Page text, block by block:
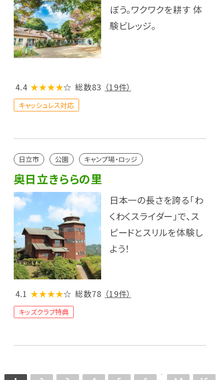
ぼう。ワクワクを耕す 体
験ビレッジ。
4.4 ★★★★☆ 総数83 （19件）
キャッシュレス対応
日立市 公園 キャンプ場・ロッジ
奥日立きららの里
日本一の長さを誇る「わ
くわくスライダー」で、ス
ピードとスリルを体験し
よう！
4.1 ★★★★☆ 総数78 （19件）
キッズクラブ特典